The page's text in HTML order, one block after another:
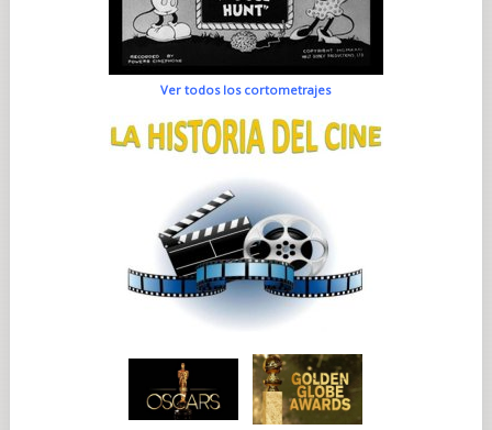
Ver todos los cortometrajes